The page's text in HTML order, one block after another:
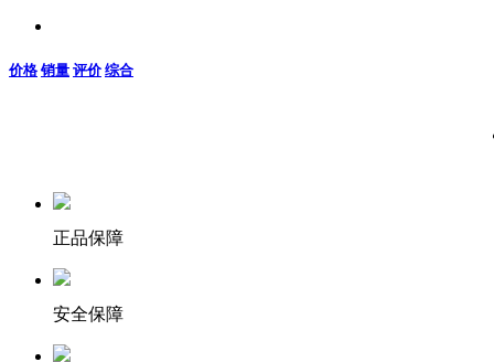
价格 销量 评价 综合
正品保障
安全保障